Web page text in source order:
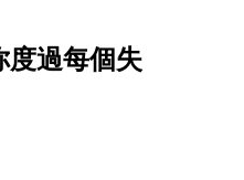
度過每個失